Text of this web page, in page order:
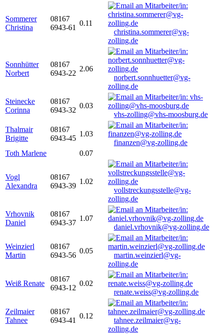
Sommerer
Christina
08167
6943-61
0.11
christina.sommerer@vg-
zolling.de
Sonnhütter
Norbert
08167
6943-22
2.06
norbert.sonnhuetter@vg-
zolling.de
Steinecke
Corinna
08167
6943-32
0.03
vhs-zolling@vhs-moosburg.de
Thalmair
Brigitte
08167
6943-45
1.03
finanzen@vg-zolling.de
Toth Marlene
0.07
Vogl
Alexandra
08167
6943-39
1.02
vollstreckungsstelle@vg-
zolling.de
Vrhovnik
Daniel
08167
6943-37
1.07
daniel.vrhovnik@vg-zolling.de
Weinzierl
Martin
08167
6943-56
0.05
martin.weinzierl@vg-
zolling.de
Weiß Renate
08167
6943-12
0.02
renate.weiss@vg-zolling.de
Zeilmaier
Tahnee
08167
6943-41
0.12
tahnee.zeilmaier@vg-
zolling.de